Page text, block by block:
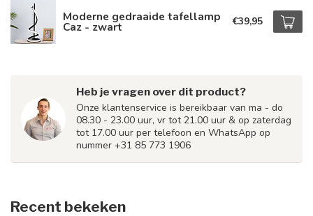
Moderne gedraaide tafellamp
Caz - zwart €39,95
Heb je vragen over dit product?
Onze klantenservice is bereikbaar van ma - do
08.30 - 23.00 uur, vr tot 21.00 uur & op zaterdag
tot 17.00 uur per telefoon en WhatsApp op
nummer +31 85 773 1906
Recent bekeken